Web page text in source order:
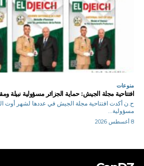
منوعات
افتتاحية مجلة الجيش: حماية الجزائر مسؤولية نبيلة
ح.ن أكدت افتتاحية مجلة الجيش في عددها لشهر أوت
مسؤولية...
8 أغسطس 2026